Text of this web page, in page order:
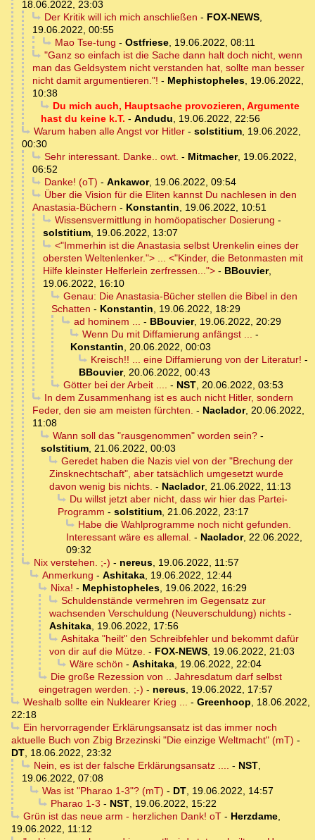
18.06.2022, 23:03
Der Kritik will ich mich anschließen - FOX-NEWS,
19.06.2022, 00:55
Mao Tse-tung - Ostfriese, 19.06.2022, 08:11
"Ganz so einfach ist die Sache dann halt doch nicht, wenn
man das Geldsystem nicht verstanden hat, sollte man besser
nicht damit argumentieren."! - Mephistopheles, 19.06.2022,
10:38
Du mich auch, Hauptsache provozieren, Argumente
hast du keine k.T. - Andudu, 19.06.2022, 22:56
Warum haben alle Angst vor Hitler- solstitium, 19.06.2022,
00:30
Sehr interessant. Danke.. owt. - Mitmacher, 19.06.2022,
06:52
Danke! (oT) - Ankawor, 19.06.2022, 09:54
Über die Vision für die Eliten kannst Du nachlesen in den
Anastasia-Büchern - Konstantin, 19.06.2022, 10:51
Wissensvermittlung in homöopatischer Dosierung -
solstitium, 19.06.2022, 13:07
<"Immerhin ist die Anastasia selbst Urenkelin eines der
obersten Weltenlenker."> ... <"Kinder, die Betonmasten mit
Hilfe kleinster Helferlein zerfressen..."> - BBouvier,
19.06.2022, 16:10
Genau: Die Anastasia-Bücher stellen die Bibel in den
Schatten - Konstantin, 19.06.2022, 18:29
ad hominem ... - BBouvier, 19.06.2022, 20:29
Wenn Du mit Diffamierung anfängst ... -
Konstantin, 20.06.2022, 00:03
Kreisch!! ... eine Diffamierung von der Literatur! -
BBouvier, 20.06.2022, 00:43
Götter bei der Arbeit .... - NST, 20.06.2022, 03:53
In dem Zusammenhang ist es auch nicht Hitler, sondern
Feder, den sie am meisten fürchten. - Naclador, 20.06.2022,
11:08
Wann soll das "rausgenommen" worden sein?-
solstitium, 21.06.2022, 00:03
Geredet haben die Nazis viel von der "Brechung der
Zinsknechtschaft", aber tatsächlich umgesetzt wurde
davon wenig bis nichts. - Naclador, 21.06.2022, 11:13
Du willst jetzt aber nicht, dass wir hier das Partei-
Programm - solstitium, 21.06.2022, 23:17
Habe die Wahlprogramme noch nicht gefunden.
Interessant wäre es allemal. - Naclador, 22.06.2022,
09:32
Nix verstehen. ;-) - nereus, 19.06.2022, 11:57
Anmerkung - Ashitaka, 19.06.2022, 12:44
Nixa! - Mephistopheles, 19.06.2022, 16:29
Schuldenstände vermehren im Gegensatz zur
wachsenden Verschuldung (Neuverschuldung) nichts -
Ashitaka, 19.06.2022, 17:56
Ashitaka "heilt" den Schreibfehler und bekommt dafür
von dir auf die Mütze. - FOX-NEWS, 19.06.2022, 21:03
Wäre schön - Ashitaka, 19.06.2022, 22:04
Die große Rezession von .. Jahresdatum darf selbst
eingetragen werden. ;-) - nereus, 19.06.2022, 17:57
Weshalb sollte ein Nuklearer Krieg ... - Greenhoop, 18.06.2022,
22:18
Ein hervorragender Erklärungsansatz ist das immer noch
aktuelle Buch von Zbig Brzezinski "Die einzige Weltmacht" (mT) -
DT, 18.06.2022, 23:32
Nein, es ist der falsche Erklärungsansatz .... - NST,
19.06.2022, 07:08
Was ist "Pharao 1-3"? (mT) - DT, 19.06.2022, 14:57
Pharao 1-3 - NST, 19.06.2022, 15:22
Grün ist das neue arm - herzlichen Dank! oT- Herzdame,
19.06.2022, 11:12